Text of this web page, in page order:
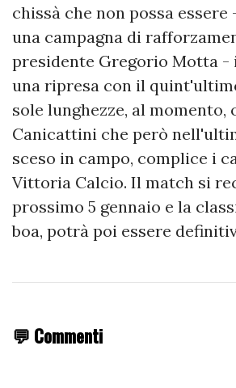
chissà che non possa
una campagna di
presidente Gregorio Motta -
una ripresa con il
sole lunghezze, al momento,
Canicattini che però
sceso in campo, complice i
Vittoria Calcio. Il match si
prossimo 5 gennaio e la
boa, potrà poi essere
💬 Commenti